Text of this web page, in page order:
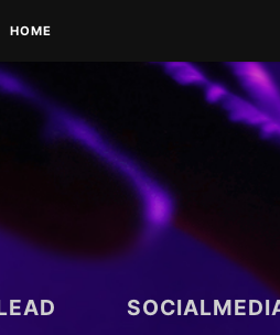
HOME
PARTNER | REFERENZEN |
VERNETZUNG
DATENSCHUTZERKLÄRUNG